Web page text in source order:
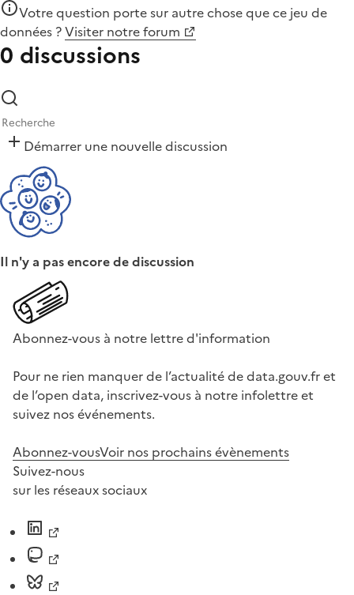
Votre question porte sur autre chose quece jeu de
données ?Visiter notre forum
0 discussions
Démarrer une nouvelle discussion
Il n'y a pas encore de discussion
Abonnez-vous à notre lettre d'information
Pour ne rien manquer de l’actualité de data.gouv.fr et
de l’open data, inscrivez-vous à notre infolettre et
suivez nos événements.
Abonnez-vousVoir nos prochains évènements
Suivez-nous
sur les réseaux sociaux